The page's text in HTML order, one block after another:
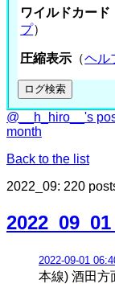
ワイルドカード
プ）
圧縮表示 （ヘル
@__h_hiro__'s
month
Back to the list
2022_09: 220
2022-09-01
本線) 酒田方